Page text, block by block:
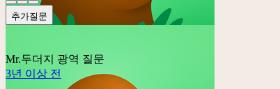
추가질문
Mr.두더지
광역 질문
3년 이상 전